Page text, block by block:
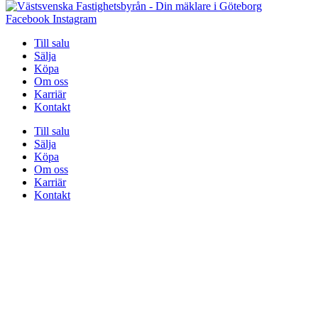
Facebook Instagram
Till salu
Sälja
Köpa
Om oss
Karriär
Kontakt
Till salu
Sälja
Köpa
Om oss
Karriär
Kontakt